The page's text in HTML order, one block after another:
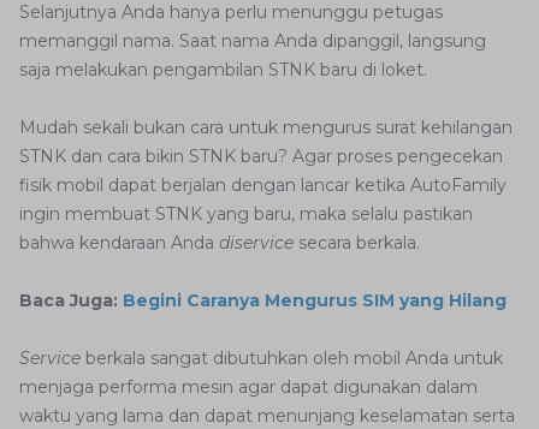
Selanjutnya Anda hanya perlu menunggu petugas
memanggil nama. Saat nama Anda dipanggil, langsung
saja melakukan pengambilan STNK baru di loket.
Mudah sekali bukan cara untuk mengurus surat kehilangan
STNK dan cara bikin STNK baru? Agar proses pengecekan
fisik mobil dapat berjalan dengan lancar ketika AutoFamily
ingin membuat STNK yang baru, maka selalu pastikan
bahwa kendaraan Anda diservice secara berkala.
Baca Juga: Begini Caranya Mengurus SIM yang Hilang
Service berkala sangat dibutuhkan oleh mobil Anda untuk
menjaga performa mesin agar dapat digunakan dalam
waktu yang lama dan dapat menunjang keselamatan serta